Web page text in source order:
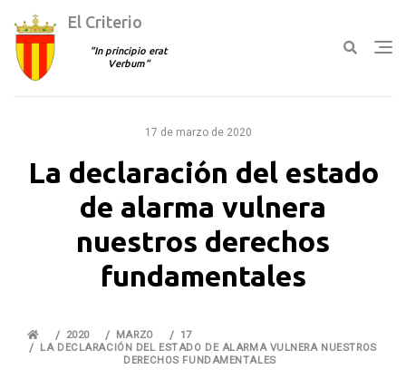
El Criterio
In principio erat
Verbum
17 de marzo de 2020
La declaración del estado
de alarma vulnera
nuestros derechos
fundamentales
2020 MARZO
17
LA DECLARACIÓN DEL ESTADO DE ALARMA VULNERA NUESTROS
DERECHOS FUNDAMENTALES